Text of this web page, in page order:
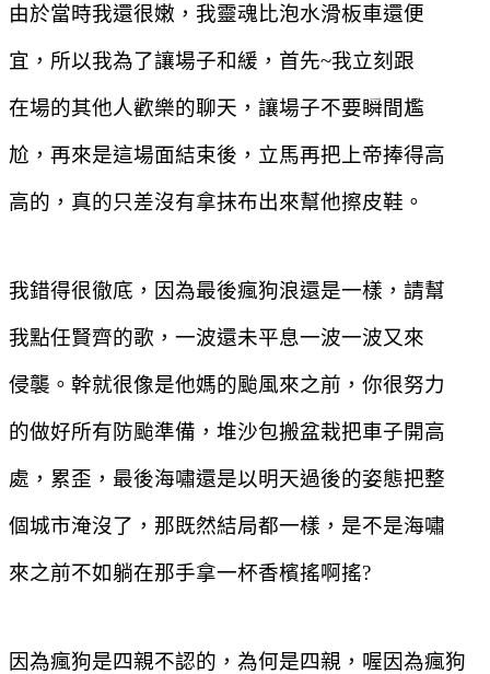
由於當時我還很嫩，我靈魂比泡水滑板車還便
宜，所以我為了讓場子和緩，首先~我立刻跟
在場的其他人歡樂的聊天，讓場子不要瞬間尷
尬，再來是這場面結束後，立馬再把上帝捧得高
高的，真的只差沒有拿抹布出來幫他擦皮鞋。
我錯得很徹底，因為最後瘋狗浪還是一樣，請幫
我點任賢齊的歌，一波還未平息一波一波又來
侵襲。幹就很像是他媽的颱風來之前，你很努力
的做好所有防颱準備，堆沙包搬盆栽把車子開高
處，累歪，最後海嘯還是以明天過後的姿態把整
個城市淹沒了，那既然結局都一樣，是不是海嘯
來之前不如躺在那手拿一杯香檳搖啊搖?
因為瘋狗是四親不認的，為何是四親，喔因為瘋狗